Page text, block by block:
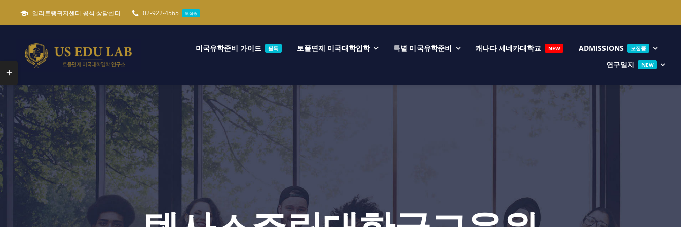
너
뛰
기
엘리트랭귀지센터 공식 상담센터 02-922-4565 모집중
미국유학준비 가이드 필독 토플면제 미국대학입학 특별 미국유학준비 캐나다 세네카대학교 NEW ADMISSIONS 모집중
연구일지 NEW
Toggle
Sliding
Bar
Area